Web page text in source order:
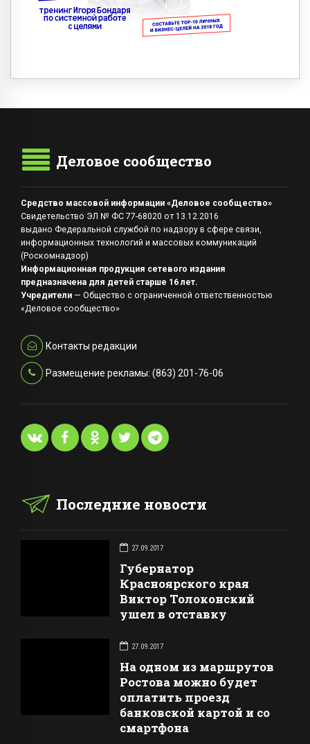
Деловое сообщество
Средство массовой информации «Деловое сообщество»
Свидетельство ЭЛ № ФС 77-68020 от 13.12.2016
выдано Федеральной службой по надзору в сфере связи,
информационных технологий и массовых коммуникаций
(Роскомнадзор)
Информационная продукция сетевого издания
предназначена для детей старше 16 лет.
Учредители — Общество с ограниченной ответственностью
«Деловое сообщество»
Контакты редакции
Размещение рекламы: (863) 201-76-06
Последние новости
27.09.2017
Губернатор
Красноярского края
Виктор Толоконский
ушел в отставку
27.09.2017
На одном из маршрутов
Ростова можно будет
оплатить проезд
банковской картой и со
смартфона